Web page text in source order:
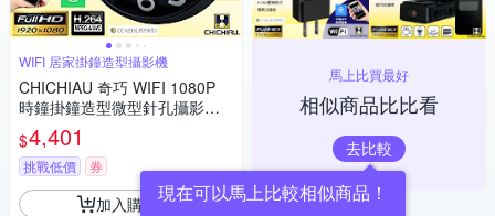
WIFI 居家掛鐘造型攝影機
CHICHIAU 奇巧 WIFI 1080P
時鐘掛鐘造型微型針孔攝影機C
K10 影音記錄器
$4,401
挑戰低價 券
加入購物車
馬上比買最好
相似商品比比看
去比較
現在可以馬上比較相似商品！